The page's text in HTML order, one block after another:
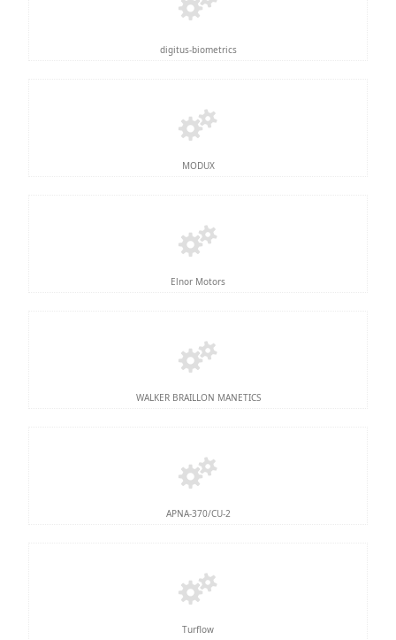
digitus-biometrics
MODUX
Elnor Motors
WALKER BRAILLON MANETICS
APNA-370/CU-2
Turflow